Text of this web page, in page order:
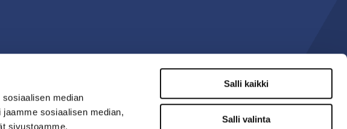
median
sosiaalisen median,
sivustoamme.
Salli kaikki
Salli valinta